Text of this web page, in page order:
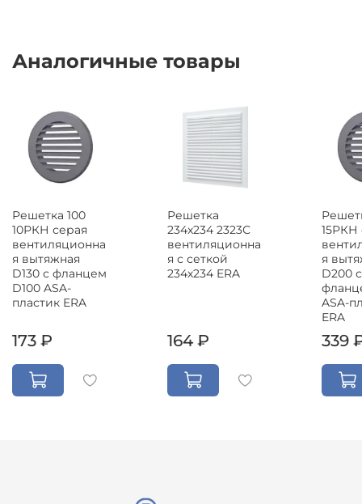
Аналогичные товары
Решетка 100
10РКН серая
вентиляционна
я вытяжная
D130 с фланцем
D100 ASA-
пластик ERA
173 ₽
Решетка
234x234 2323С
вентиляционна
я с сеткой
234х234 ERA
164 ₽
15РКН
я
D200 с
ASA-
ERA
339